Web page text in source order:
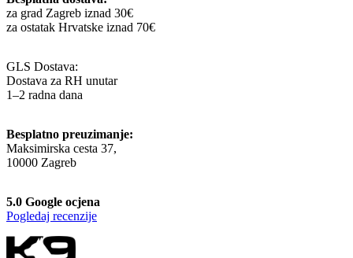
za grad Zagreb iznad 30€
za ostatak Hrvatske iznad 70€
GLS Dostava:
Dostava za RH unutar
1–2 radna dana
Besplatno preuzimanje:
Maksimirska cesta 37,
10000 Zagreb
5.0 Google ocjena
Pogledaj recenzije